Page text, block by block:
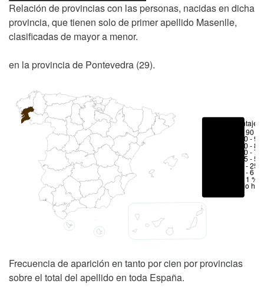
Relación de provincias con las personas, nacidas en dicha
provincia, que tienen solo de primer apellido Masenlle,
clasificadas de mayor a menor.
en la provincia de Pontevedra (29).
Porcentajes
> 90 %
80 -
70 -
50 -
25 -
6 - 25
1 - 6 %
< 1 %
No hay
Frecuencia de aparición en tanto por cien por provincias
sobre el total del apellido en toda España.